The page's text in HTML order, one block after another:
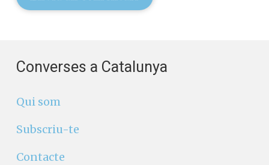
Converses a Catalunya
Qui som
Subscriu-te
Contacte